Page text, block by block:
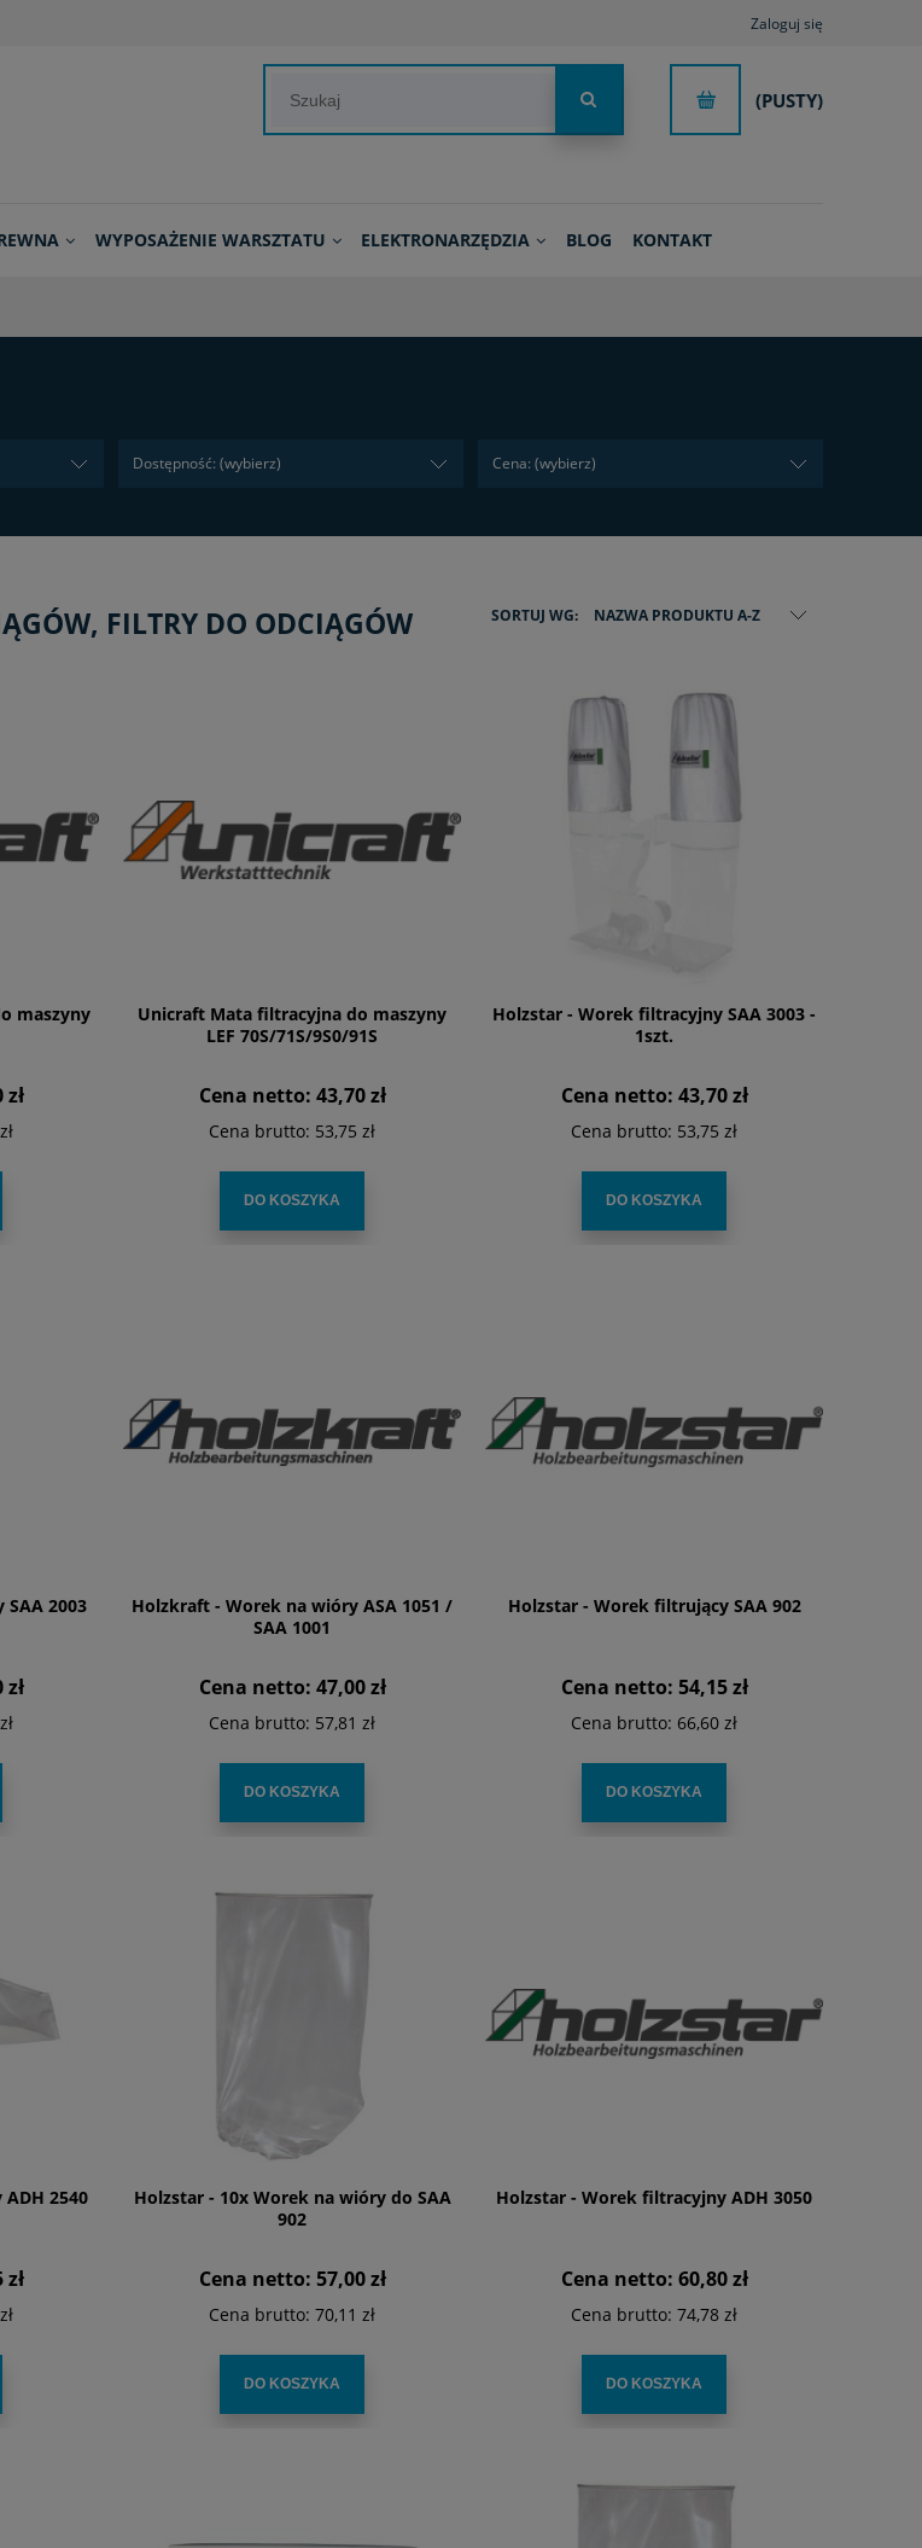
Zaloguj się
(PUSTY)
WYPOSAŻENIE WARSZTATU ELEKTRONARZĘDZIA BLOG KONTAKT
Dostępność: (wybierz) Cena: (wybierz)
FILTRY DO ODCIĄGÓW SORTUJ WG: NAZWA PRODUKTU A-Z
maszyny
Unicraft Mata filtracyjna do maszyny
LEF 70S/71S/9S0/91S
Cena netto: 43,70 zł
Cena brutto: 53,75 zł
DO KOSZYKA
Holzstar - Worek filtracyjny SAA 3003 -
1szt.
Cena netto: 43,70 zł
Cena brutto: 53,75 zł
DO KOSZYKA
2003
Holzkraft - Worek na wióry ASA 1051 /
SAA 1001
Cena netto: 47,00 zł
Cena brutto: 57,81 zł
DO KOSZYKA
Holzstar - Worek filtrujący SAA 902
Cena netto: 54,15 zł
Cena brutto: 66,60 zł
DO KOSZYKA
2540
Holzstar - 10x Worek na wióry do SAA
902
Cena netto: 57,00 zł
Cena brutto: 70,11 zł
DO KOSZYKA
Holzstar - Worek filtracyjny ADH 3050
Cena netto: 60,80 zł
Cena brutto: 74,78 zł
DO KOSZYKA